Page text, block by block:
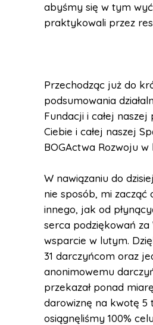
abyśmy się w tym
praktykowali przez
Przechodząc już do
podsumowania
Fundacji i całej naszej
Ciebie i całej naszej
BOGActwa Rozwoju w
W nawiązaniu do
nie sposób, mi zacząć
innego, jak od
serca podziękowań za
wsparcie w lutym.
31 darczyńcom oraz
anonimowemu
przekazał ponad
darowiznę na kwotę 5
osiągnęliśmy 100%